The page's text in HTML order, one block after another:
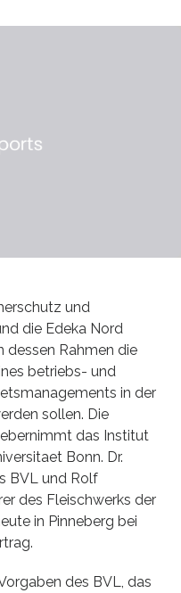
und
die Edeka Nord
dessen Rahmen die
betriebs- und
in der
sollen. Die
das Institut
Bonn. Dr.
BVL und Rolf
des Fleischwerks der
in Pinneberg bei
des BVL, das